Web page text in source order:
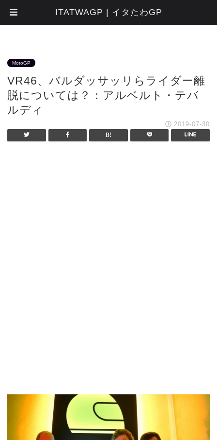
MotoGP
VR46、バルダッサッリらライダー離
脱については？：アルベルト・テバ
ルディ
2019-07-30
ITATWAGP | イタたわGP